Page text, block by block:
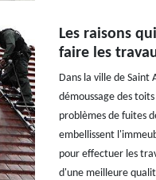
Les raisons
faire les
Dans la ville de
démoussage des
problèmes de fuites
embellissent
pour effectuer les
d'une meilleure